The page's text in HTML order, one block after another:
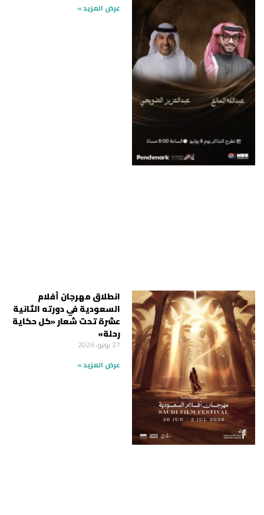
عرض المزيد »
انطلاق مهرجان أفلام
السعودية في دورته الثانية
عشرة تحت شعار «كل حكاية
رحلة»
27 يونيو، 2026
عرض المزيد »